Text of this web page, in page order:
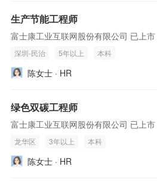
生产节能工程师
富士康工业互联网股份有限公司 已上市
深圳-民治 5年以上 本科
陈女士 · HR
绿色双碳工程师
富士康工业互联网股份有限公司 已上市
龙华区 3年以上 本科
陈女士 · HR